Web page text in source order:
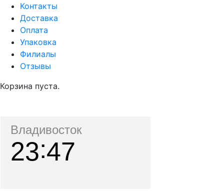
Контакты
Доставка
Оплата
Упаковка
Филиалы
Отзывы
Корзина пуста.
Владивосток
23 47